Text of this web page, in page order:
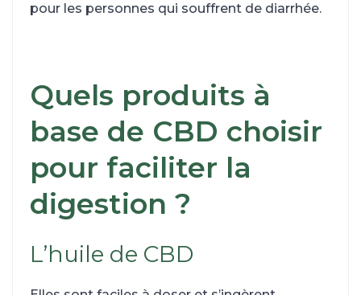
pour les personnes qui souffrent de diarrhée.
Quels produits à
base de CBD choisir
pour faciliter la
digestion ?
L’huile de CBD